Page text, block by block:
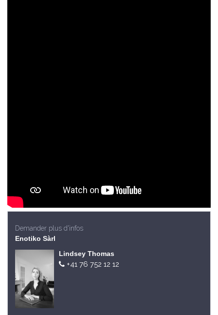
Demander plus d'infos
Enotiko Sàrl
Lindsey Thomas
+41 76 752 12 12